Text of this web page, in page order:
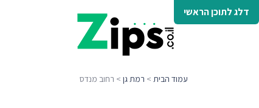
דלג לתוכן הראשי
עמוד הבית > רמת גן > רחוב מנדס